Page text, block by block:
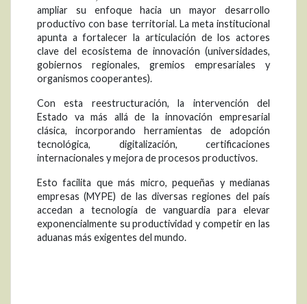
ampliar su enfoque hacia un mayor desarrollo
productivo con base territorial. La meta institucional
apunta a fortalecer la articulación de los actores
clave del ecosistema de innovación (universidades,
gobiernos regionales, gremios empresariales y
organismos cooperantes).
Con esta reestructuración, la intervención del
Estado va más allá de la innovación empresarial
clásica, incorporando herramientas de adopción
tecnológica, digitalización, certificaciones
internacionales y mejora de procesos productivos.
Esto facilita que más micro, pequeñas y medianas
empresas (MYPE) de las diversas regiones del país
accedan a tecnología de vanguardia para elevar
exponencialmente su productividad y competir en las
aduanas más exigentes del mundo.